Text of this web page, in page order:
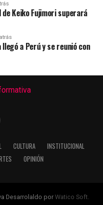
Keiko Fujimori superará
a Perú y se reunió con
CULTURA
INSTITUCIONAL
OPINIÓN
Desarrolaldo por Watico Soft.